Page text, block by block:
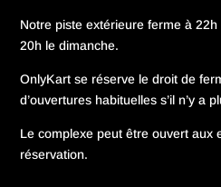
Notre piste extérieure ferme à
20h le dimanche.
OnlyKart se réserve le droit de
d’ouvertures habituelles s’il n’y a
Le complexe peut être ouvert aux
réservation.